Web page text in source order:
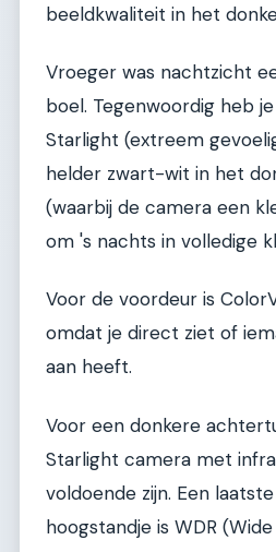
beeldkwaliteit in het
Vroeger was nachtzicht
boel. Tegenwoordig heb
Starlight (extreem
helder zwart-wit in het
(waarbij de camera een
om 's nachts in volledige
Voor de voordeur is
omdat je direct ziet of
aan heeft.
Voor een donkere
Starlight camera met
voldoende zijn. Een
hoogstandje is WDR